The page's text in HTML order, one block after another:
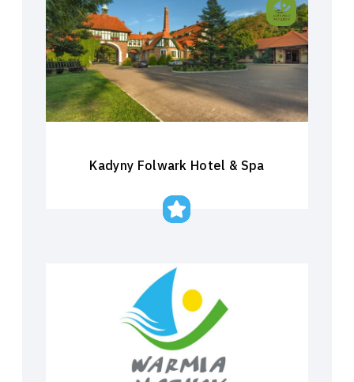
Kadyny Folwark Hotel & Spa